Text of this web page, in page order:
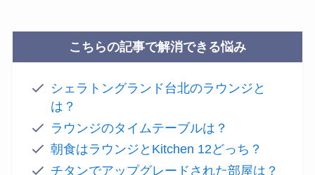
こちらの記事で解消できる悩み
シェラトングランド台北のラウンジと
は？
ラウンジのタイムテーブルは？
朝食はラウンジとKitchen 12どっち？
チタンでアップグレードされた部屋は？